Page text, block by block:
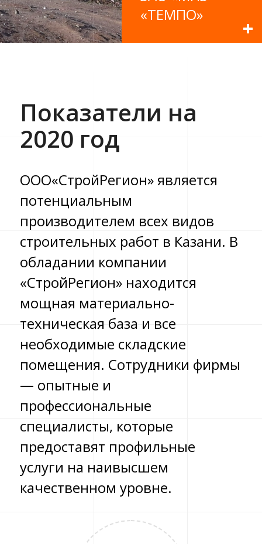
«ТЕМПО»
Показатели на
2020 год
ООО«СтройРегион» является
потенциальным
производителем всех видов
строительных работ в Казани. В
обладании компании
«СтройРегион» находится
мощная материально-
техническая база и все
необходимые складские
помещения. Сотрудники фирмы
— опытные и
профессиональные
специалисты, которые
предоставят профильные
услуги на наивысшем
качественном уровне.